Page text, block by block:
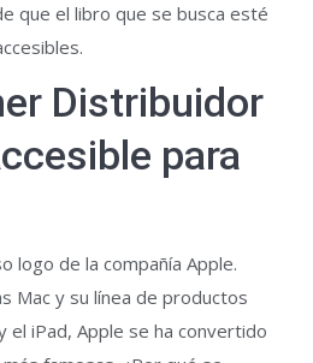
que el libro que se busca esté
Distribuidor
para
logo de la compañía Apple.
Mac y su línea de productos
el iPad, Apple se ha convertido